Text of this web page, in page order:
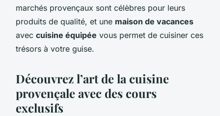
marchés provençaux sont célèbres pour leurs
produits de qualité, et une maison de vacances
avec cuisine équipée vous permet de cuisiner ces
trésors à votre guise.
Découvrez l’art de la cuisine
provençale avec des cours
exclusifs